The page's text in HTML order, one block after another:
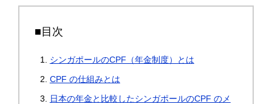
■目次
シンガポールのCPF（年金制度）とは
CPF の仕組みとは
日本の年金と比較したシンガポールのCPF のメ